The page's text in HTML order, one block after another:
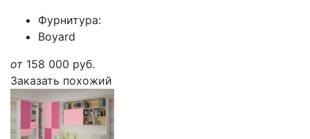
Фурнитура:
Boyard
от 158 000 руб.
Заказать похожий